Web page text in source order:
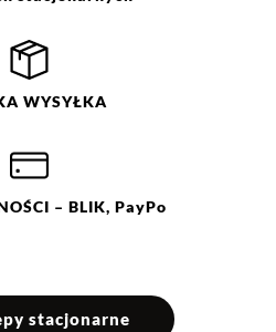
WYSYŁKA
– BLIK, PayPo
stacjonarne